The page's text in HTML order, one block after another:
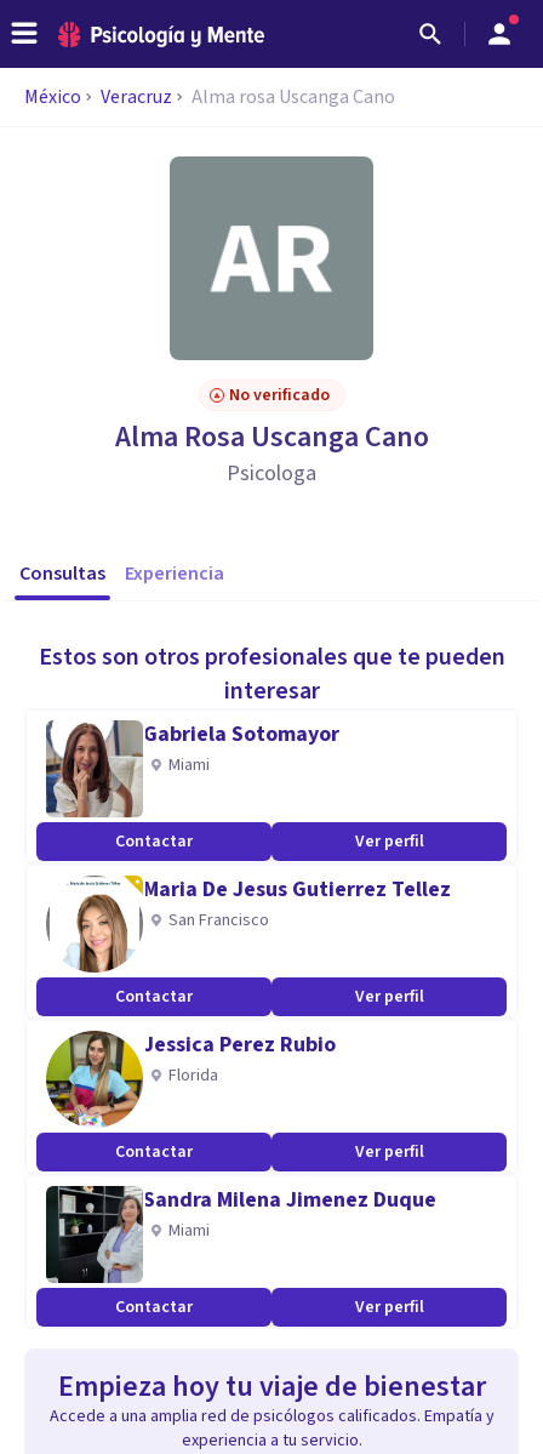
México Veracruz Alma rosa Uscanga Cano
No verificado
Alma Rosa Uscanga Cano
Psicologa
Consultas Experiencia
Estos son otros profesionales que te pueden
interesar
Gabriela Sotomayor
Miami
Contactar Ver perfil
Maria De Jesus Gutierrez Tellez
San Francisco
Contactar Ver perfil
Jessica Perez Rubio
Florida
Contactar Ver perfil
Sandra Milena Jimenez Duque
Miami
Contactar Ver perfil
Empieza hoy tu viaje de bienestar
Accede a una amplia red de psicólogos calificados. Empatía y
experiencia a tu servicio.